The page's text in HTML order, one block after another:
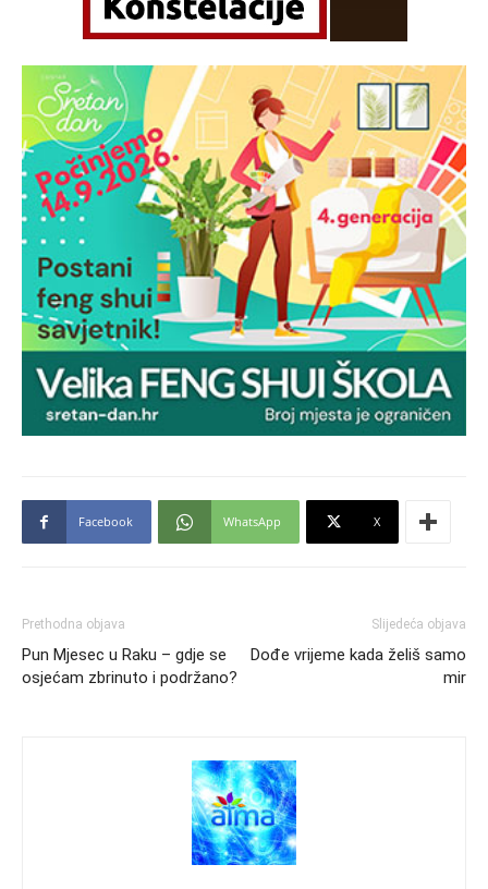
Facebook WhatsApp X
Prethodna objava
Pun Mjesec u Raku – gdje se
osjećam zbrinuto i podržano?
Slijedeća objava
Dođe vrijeme kada želiš samo
mir